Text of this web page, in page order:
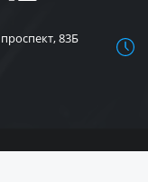
проспект, 83Б